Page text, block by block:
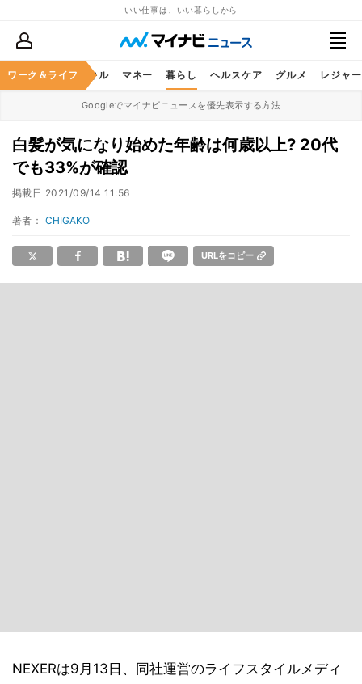
いい仕事は、いい暮らしから
ワーク＆ライフ
ア ビジネススキル マネー 暮らし ヘルスケア グルメ レジャー
Googleでマイナビニュースを優先表示する方法
白髪が気になり始めた年齢は何歳以上? 20代
でも33%が確認
掲載日 2021/09/14 11:56
著者： CHIGAKO
URLをコピー
NEXERは9月13日、同社運営のライフスタイルメディ